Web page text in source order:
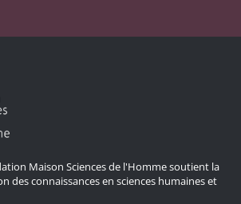
Maison Sciences de l'Homme soutient la
des connaissances en sciences humaines et